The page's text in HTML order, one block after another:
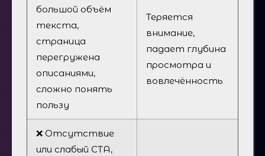
большой объём
текста,
страница
перегружена
описаниями,
сложно понять
пользу
Теряется
внимание,
падает глубина
просмотра и
вовлечённость
❌ Отсутствие
или слабый CTA,